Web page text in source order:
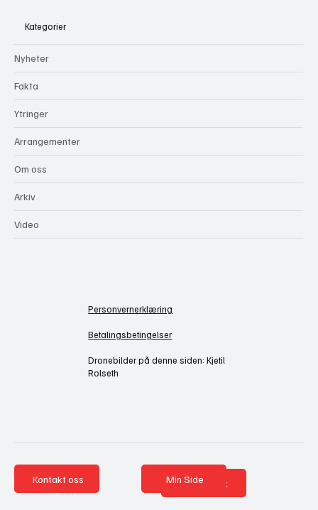
Kategorier
Nyheter
Fakta
Ytringer
Arrangementer
Om oss
Arkiv
Video
Personvernerklæring
Betalingsbetingelser
Dronebilder på denne siden: Kjetil
Rolseth
Kontakt oss Nettbutikk
Min Side